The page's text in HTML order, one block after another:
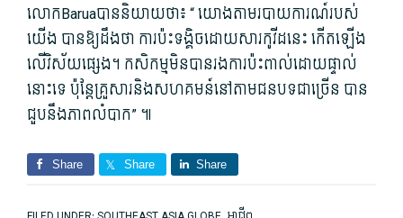
លោកBaruaបាន​និយាយ​ថា៖ “ យោង​តាម​របាយការណ៍​របស់​
យើង បានឱ្យ​ដឹង​ថា ការ​ប៉ះទង្គិច​ដោយសារ​កូ​វី​ដនេះ កើតឡើង​
លើ​វិស័យ​ផ្សេង។ កសិកម្ម​មិនបាន​រង​ការ​ប៉ះពាល់​ដោយ​ផ្ទាល់​
នោះ​ទេ ប៉ុន្តែ​គ្រួសារ​និង​សហគមន៍​នៅ​តាម​ជនបទ​ជាច្រើន បាន​
ជួបនឹង​ភាព​លំបាក​” ៕
Share Share Share